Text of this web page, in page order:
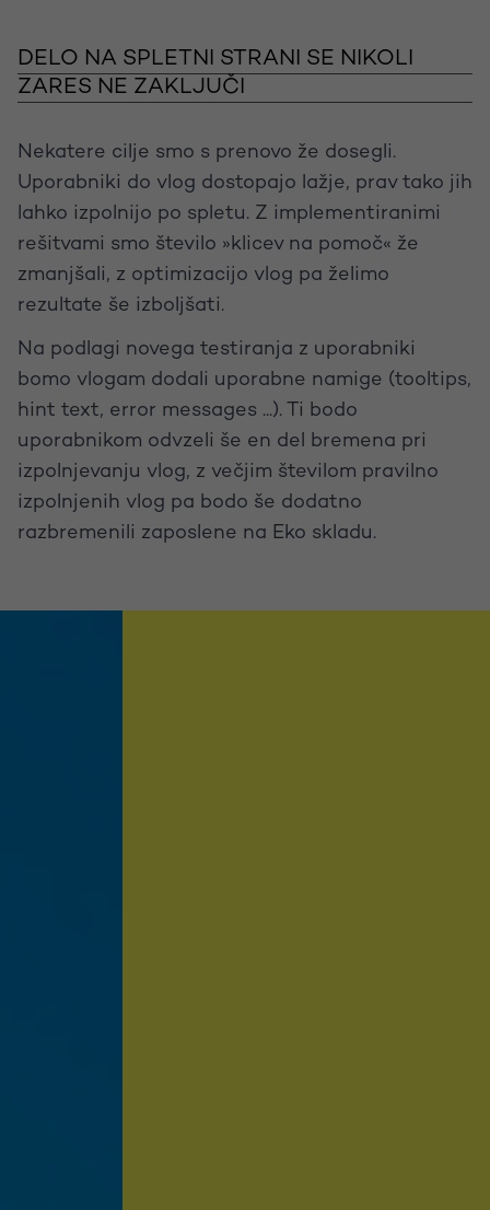
DELO NA SPLETNI STRANI SE NIKOLI
ZARES NE ZAKLJUČI
Nekatere cilje smo s prenovo že dosegli.
Uporabniki do vlog dostopajo lažje, prav tako jih
lahko izpolnijo po spletu. Z implementiranimi
rešitvami smo število »klicev na pomoč« že
zmanjšali, z optimizacijo vlog pa želimo
rezultate še izboljšati.
Na podlagi novega testiranja z uporabniki
bomo vlogam dodali uporabne namige (tooltips,
hint text, error messages ...). Ti bodo
uporabnikom odvzeli še en del bremena pri
izpolnjevanju vlog, z večjim številom pravilno
izpolnjenih vlog pa bodo še dodatno
razbremenili zaposlene na Eko skladu.